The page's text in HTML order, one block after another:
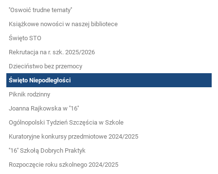
''Oswoić trudne tematy''
Książkowe nowości w naszej bibliotece
Święto STO
Rekrutacja na r. szk. 2025/2026
Dzieciństwo bez przemocy
Święto Niepodległości
Piknik rodzinny
Joanna Rajkowska w ''16''
Ogólnopolski Tydzień Szczęścia w Szkole
Kuratoryjne konkursy przedmiotowe 2024/2025
''16'' Szkołą Dobrych Praktyk
Rozpoczęcie roku szkolnego 2024/2025